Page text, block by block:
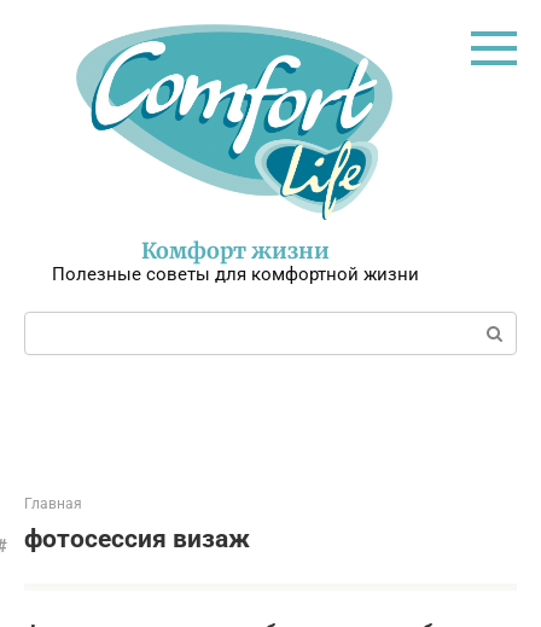
Комфорт жизни
Полезные советы для комфортной жизни
Поиск:
Главная
фотосессия визаж